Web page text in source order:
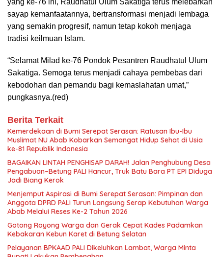
yang ke-76 ini, Raudhatul Ulum Sakatiga terus melebarkan
sayap kemanfaatannya, bertransformasi menjadi lembaga
yang semakin progresif, namun tetap kokoh menjaga
tradisi keilmuan Islam.
“Selamat Milad ke-76 Pondok Pesantren Raudhatul Ulum
Sakatiga. Semoga terus menjadi cahaya pembebas dari
kebodohan dan pemandu bagi kemaslahatan umat,”
pungkasnya.(red)
Berita Terkait
Kemerdekaan di Bumi Serepat Serasan: Ratusan Ibu-Ibu
Muslimat NU Abab Kobarkan Semangat Hidup Sehat di Usia
ke-81 Republik Indonesia
BAGAIKAN LINTAH PENGHISAP DARAH! Jalan Penghubung Desa
Pengabuan–Betung PALI Hancur, Truk Batu Bara PT EPI Diduga
Jadi Biang Kerok
Menjemput Aspirasi di Bumi Serepat Serasan: Pimpinan dan
Anggota DPRD PALI Turun Langsung Serap Kebutuhan Warga
Abab Melalui Reses Ke-2 Tahun 2026
Gotong Royong Warga dan Gerak Cepat Kades Padamkan
Kebakaran Kebun Karet di Betung Selatan
Pelayanan BPKAAD PALI Dikeluhkan Lambat, Warga Minta